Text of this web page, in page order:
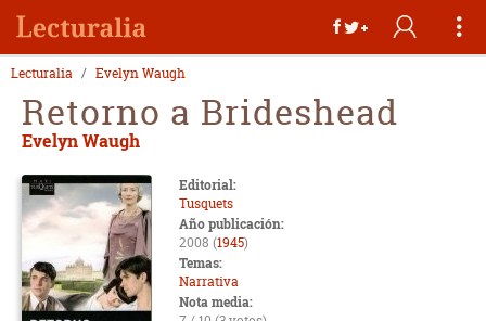
Lecturalia Evelyn Waugh
Retorno a Brideshead
Evelyn Waugh
Editorial:
Tusquets
Año publicación:
2008 (1945)
Temas:
Narrativa
Nota media: